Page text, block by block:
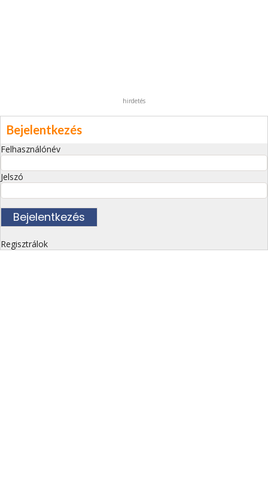
hirdetés
Bejelentkezés
Felhasználónév
Jelszó
Regisztrálok